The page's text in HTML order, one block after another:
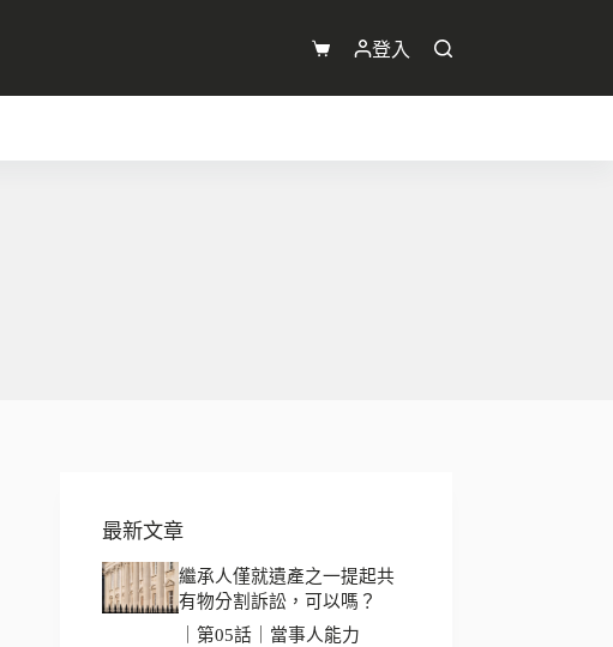
購
物
登入
最新文章
繼承人僅就遺產之一提起共
有物分割訴訟，可以嗎？
｜第05話｜當事人能力